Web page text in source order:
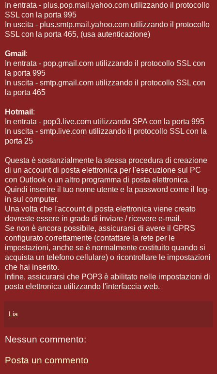
In entrata - plus.pop.mail.yahoo.com utilizzando il protocollo
SSL con la porta 995
In uscita - plus.smtp.mail.yahoo.com utilizzando il protocollo
SSL con la porta 465, (usa autenticazione)
Gmail :
In entrata - pop.gmail.com utilizzando il protocollo SSL con
la porta 995
In uscita - smtp.gmail.com utilizzando il protocollo SSL con
la porta 465
Hotmail :
In entrata - pop3.live.com utilizzando SPA con la porta 995
In uscita - smtp.live.com utilizzando il protocollo SSL con la
porta 25
Questa è sostanzialmente la stessa procedura di creazione
di un account di posta elettronica per l'esecuzione sul PC
con Outlook o un altro programma di posta elettronica.
Quindi inserire il tuo nome utente e la password come il log-
in sul computer.
Una volta che l'account di posta elettronica viene creato
dovreste essere in grado di inviare / ricevere e-mail.
Se non è ancora possibile, assicurarsi di avere il GPRS
configurato correttamente (contattare la rete per le
impostazioni, anche se è normalmente costituito quando si
acquista un telefono cellulare) o ricontrollare le impostazioni
che hai inserito.
Infine, assicurarsi che POP3 è abilitato nelle impostazioni di
posta elettronica utilizzando l'interfaccia web.
Lia
Nessun commento:
Posta un commento